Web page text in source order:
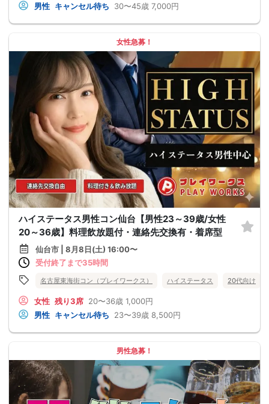
男性 キャンセル待ち 30〜45歳 7,000円
女性急募！
ハイステータス男性コン仙台【男性23～39歳/女性
20～36歳】料理飲放題付・連絡先交換有・着席型
仙台市 | 8月8日(土) 16:00〜
受付終了まで35時間
名古屋東海街コン（プレイワークス） ハイステータス 20代向け
女性 残り3席 20〜36歳 1,000円
男性 キャンセル待ち 23〜39歳 8,500円
男性急募！